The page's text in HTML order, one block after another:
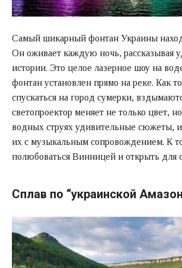
Самый шикарный фонтан Украины
Он оживает каждую ночь, рассказывая
истории. Это целое лазерное шоу на
фонтан установлен прямо на реке. Как
спускаться на город сумерки,
светопроектор меняет не только цвет,
водных струях удивительные сюжеты,
их с музыкальным сопровождением. К
полюбоваться Винницей и открыть для
Сплав по “украинской